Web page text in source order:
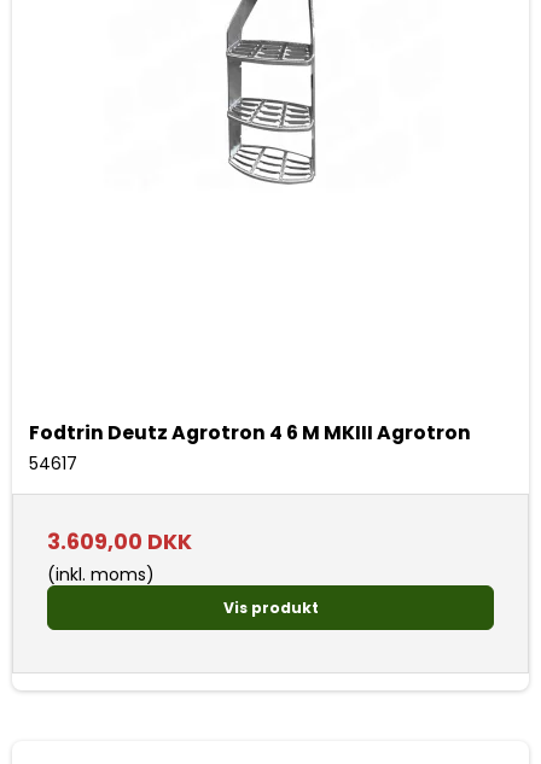
Fodtrin Deutz Agrotron 4 6 M MKIII Agrotron
54617
3.609,00 DKK
(inkl. moms)
Vis produkt